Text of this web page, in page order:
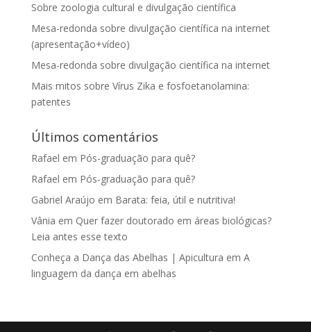
Sobre zoologia cultural e divulgação científica
Mesa-redonda sobre divulgação científica na internet
(apresentação+vídeo)
Mesa-redonda sobre divulgação científica na internet
Mais mitos sobre Vírus Zika e fosfoetanolamina:
patentes
Últimos comentários
Rafael em Pós-graduação para quê?
Rafael em Pós-graduação para quê?
Gabriel Araújo em Barata: feia, útil e nutritiva!
Vânia em Quer fazer doutorado em áreas biológicas?
Leia antes esse texto
Conheça a Dança das Abelhas | Apicultura em A
linguagem da dança em abelhas